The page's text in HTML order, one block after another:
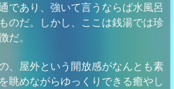
であり、強いて言うならば水風呂
のだ。しかし、ここは銭湯では珍
だ。
、屋外という開放感がなんとも素
眺めながらゆっくりできる癒やし